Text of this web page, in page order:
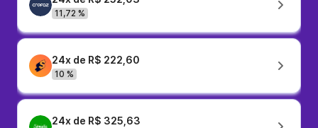
11,72 %
24x de R$ 222,60
10 %
24x de R$ 325,63